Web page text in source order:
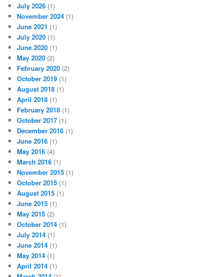
July 2026 (1)
November 2024 (1)
June 2021 (1)
July 2020 (1)
June 2020 (1)
May 2020 (2)
February 2020 (2)
October 2019 (1)
August 2018 (1)
April 2018 (1)
February 2018 (1)
October 2017 (1)
December 2016 (1)
June 2016 (1)
May 2016 (4)
March 2016 (1)
November 2015 (1)
October 2015 (1)
August 2015 (1)
June 2015 (1)
May 2015 (2)
October 2014 (1)
July 2014 (1)
June 2014 (1)
May 2014 (1)
April 2014 (1)